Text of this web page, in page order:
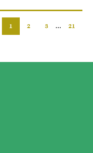
1 2 3 ... 21